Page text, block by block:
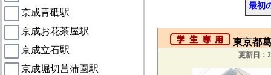
京成青砥駅
京成お花茶屋駅
京成立石駅
京成堀切菖蒲園駅
最初
東京都
更新日：